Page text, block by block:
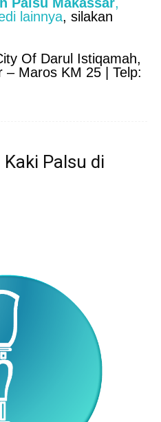
lainnya, silakan
Of Darul Istiqamah,
– Maros KM 25 | Telp:
Palsu di